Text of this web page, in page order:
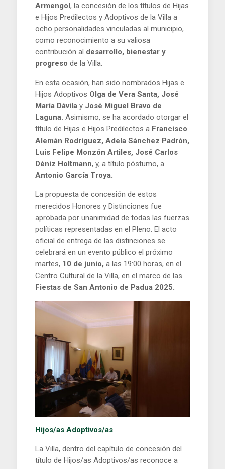
Armengol, la concesión de los títulos de Hijas
e Hijos Predilectos y Adoptivos de la Villa a
ocho personalidades vinculadas al municipio,
como reconocimiento a su valiosa
contribución al desarrollo, bienestar y
progresode la Villa.
En esta ocasión, han sido nombrados Hijas e
Hijos Adoptivos Olga de Vera Santa, José
María Dávila y José Miguel Bravo de
Laguna. Asimismo, se ha acordado otorgar el
título de Hijas e Hijos Predilectos a Francisco
Alemán Rodríguez, Adela Sánchez Padrón,
Luis Felipe Monzón Artiles, José Carlos
Déniz Holtmann, y, a título póstumo, a
Antonio García Troya.
La propuesta de concesión de estos
merecidos Honores y Distinciones fue
aprobada por unanimidad de todas las fuerzas
políticas representadas en el Pleno. El acto
oficial de entrega de las distinciones se
celebrará en un evento público el próximo
martes, 10 de junio, a las 19:00 horas, en el
Centro Cultural de la Villa, en el marco de las
Fiestas de San Antonio de Padua 2025.
Hijos/as Adoptivos/as
La Villa, dentro del capítulo de concesión del
título de Hijos/as Adoptivos/as reconoce a